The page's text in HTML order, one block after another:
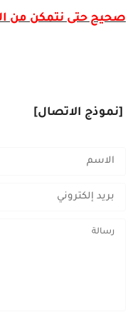
صحيح حتى نتمكن من
[نموذج الاتصال]